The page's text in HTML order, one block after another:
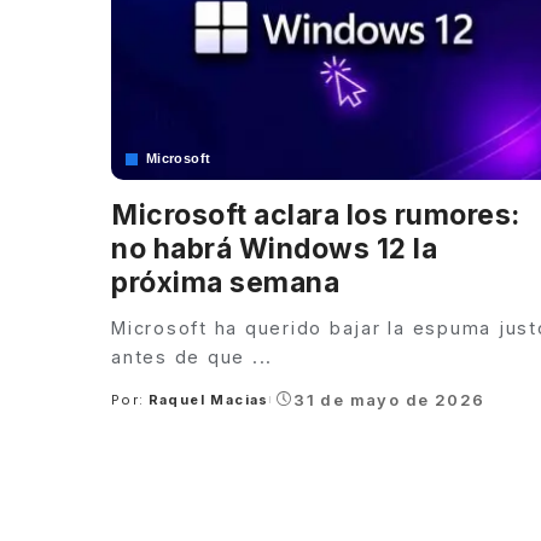
Microsoft
Microsoft aclara los rumores:
no habrá Windows 12 la
próxima semana
Microsoft ha querido bajar la espuma
antes de que ...
Posted
Por: Raquel Macias 31 de mayo de 2026